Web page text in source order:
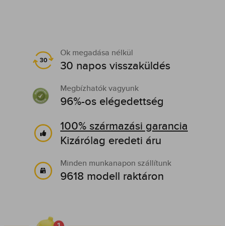
Ok megadása nélkül
30 napos visszaküldés
Megbízhatók vagyunk
96%-os elégedettség
100% származási garancia
Kizárólag eredeti áru
Minden munkanapon szállítunk
9618 modell raktáron